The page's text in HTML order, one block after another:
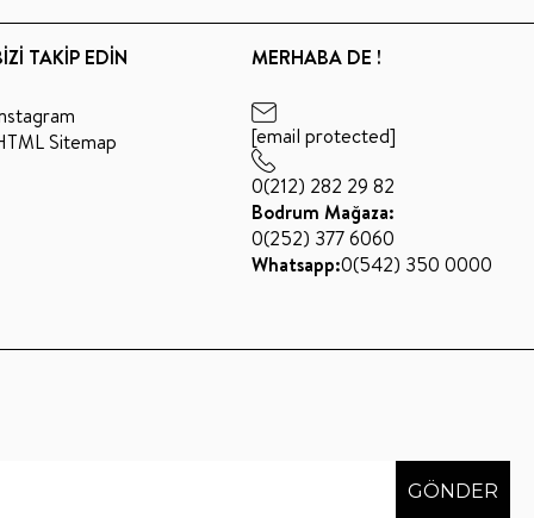
TAKİP EDİN
Sitemap
MERHABA DE !
[email protected]
0(212) 282 29 82
Bodrum Mağaza:
0(252) 377 6060
Whatsapp:0(542) 350 0000
GÖNDER